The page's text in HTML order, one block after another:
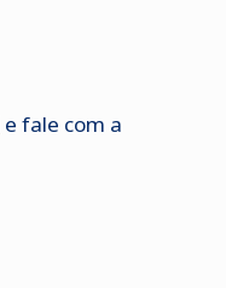
e fale com a